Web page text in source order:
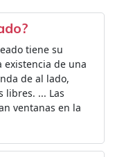
tiene su
de una
de al lado,
libres. ... Las
ventanas en la